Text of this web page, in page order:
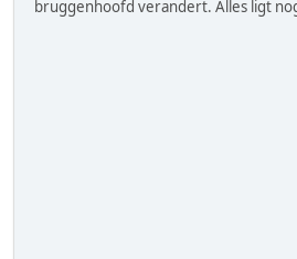
bruggenhoofd verandert. Alles ligt